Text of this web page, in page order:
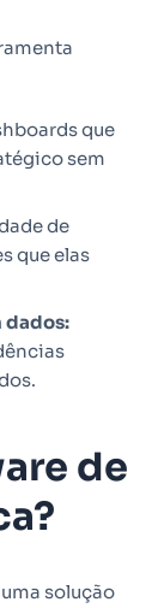
que
sem
de
que elas
dados:
de
solução